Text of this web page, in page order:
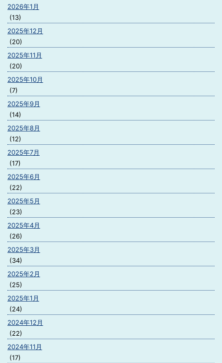
2026年1月
(13)
2025年12月
(20)
2025年11月
(20)
2025年10月
(7)
2025年9月
(14)
2025年8月
(12)
2025年7月
(17)
2025年6月
(22)
2025年5月
(23)
2025年4月
(26)
2025年3月
(34)
2025年2月
(25)
2025年1月
(24)
2024年12月
(22)
2024年11月
(17)